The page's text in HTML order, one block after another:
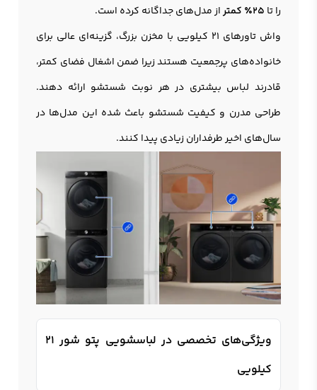
را تا ۲۵٪ کمتر
از مدل‌های جداگانه کرده است.
واش تاورهای 21 کیلویی با مخزن بزرگ، گزینه‌ای عالی برای
خانواده‌های پرجمعیت هستند زیرا ضمن اشغال فضای کمتر،
قادرند لباس بیشتری در هر نوبت شستشو ارائه دهند.
طراحی مدرن و کیفیت شستشو باعث شده این مدل‌ها در
سال‌های اخیر طرفداران زیادی پیدا کنند.
ویژگی‌های تخصصی در لباسشویی پتو شور 21
کیلویی